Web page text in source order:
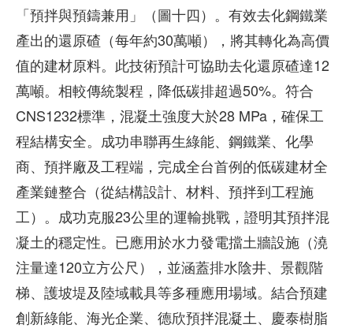
「預拌與預鑄兼用」（圖十四）。有效去化鋼鐵業
產出的還原碴（每年約30萬噸），將其轉化為高價
值的建材原料。此技術預計可協助去化還原碴達12
萬噸。相較傳統製程，降低碳排超過50%。符合
CNS1232標準，混凝土強度大於28 MPa，確保工
程結構安全。成功串聯再生綠能、鋼鐵業、化學
商、預拌廠及工程端，完成全台首例的低碳建材全
產業鏈整合（從結構設計、材料、預拌到工程施
工）。成功克服23公里的運輸挑戰，證明其預拌混
凝土的穩定性。已應用於水力發電擋土牆設施（澆
注量達120立方公尺），並涵蓋排水陰井、景觀階
梯、護坡堤及陸域載具等多種應用場域。結合預建
創新綠能、海光企業、德欣預拌混凝土、慶泰樹脂